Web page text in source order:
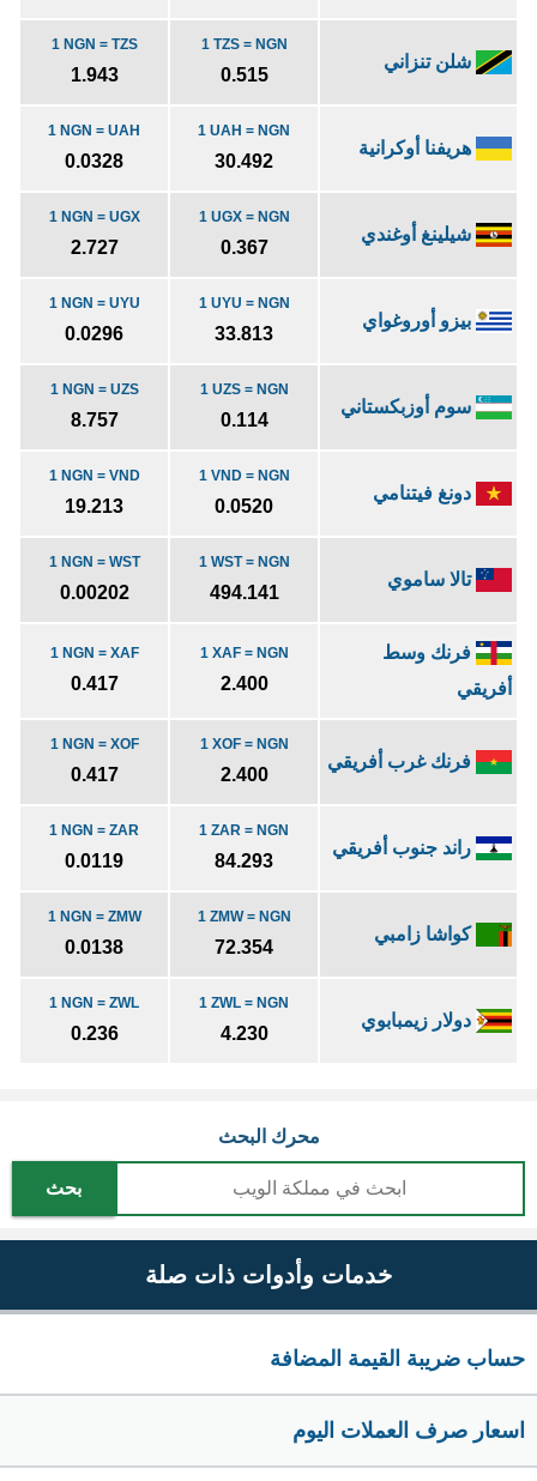
شلن تنزاني
1 TZS = NGN
0.515
1 NGN = TZS
1.943
هريفنا أوكرانية
1 UAH = NGN
30.492
1 NGN = UAH
0.0328
شيلينغ أوغندي
1 UGX = NGN
0.367
1 NGN = UGX
2.727
بيزو أوروغواي
1 UYU = NGN
33.813
1 NGN = UYU
0.0296
سوم أوزبكستاني
1 UZS = NGN
0.114
1 NGN = UZS
8.757
دونغ فيتنامي
1 VND = NGN
0.0520
1 NGN = VND
19.213
تالا ساموي
1 WST = NGN
494.141
1 NGN = WST
0.00202
فرنك وسط
أفريقي
1 XAF = NGN
2.400
1 NGN = XAF
0.417
فرنك غرب أفريقي
1 XOF = NGN
2.400
1 NGN = XOF
0.417
راند جنوب أفريقي
1 ZAR = NGN
84.293
1 NGN = ZAR
0.0119
كواشا زامبي
1 ZMW = NGN
72.354
1 NGN = ZMW
0.0138
دولار زيمبابوي
1 ZWL = NGN
4.230
1 NGN = ZWL
0.236
محرك البحث
بحث
خدمات وأدوات ذات صلة
حساب ضريبة القيمة المضافة
اسعار صرف العملات اليوم